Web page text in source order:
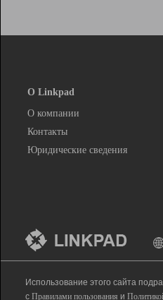
О Linkpad
О компании
Контакты
Юридические сведения
Использование этого сайта
с Правилами пользования и